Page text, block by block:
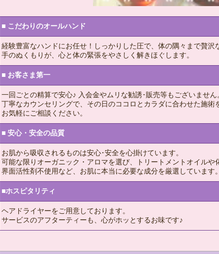
■ こだわりのオールハンド
経験豊富なハンドにお任せ！しっかりした圧で、体の隅々まで贅沢
手のぬくもりが、心と体の緊張をやさしく解きほぐします。
■ お客さま第一
一回ごとの精算で安心♪ 入会金やムリな勧誘･販売等もございません
丁寧なカウンセリングで、その日のココロとカラダに合わせた施術
お気軽にご相談ください。
■ 安心・安全の品質
お肌から吸収されるものは安心･安全を心掛けています。
可能な限りオーガニック・アロマを選び、トリートメントオイルや
界面活性剤不使用など、お肌に本当に必要な成分を厳選しています。
■ホスピタリティ
ヘアドライヤーをご用意しております。
サービスのアフターティーも、心がホッとするお味です♪